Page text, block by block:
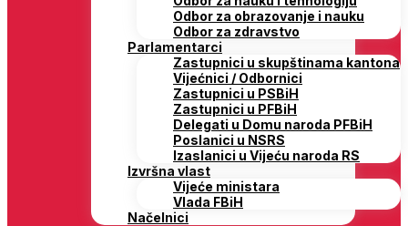
Odbor za obrazovanje i nauku
Odbor za zdravstvo
Parlamentarci
Zastupnici u skupštinama kantona
Vijećnici / Odbornici
Zastupnici u PSBiH
Zastupnici u PFBiH
Delegati u Domu naroda PFBiH
Poslanici u NSRS
Izaslanici u Vijeću naroda RS
Izvršna vlast
Vijeće ministara
Vlada FBiH
Načelnici